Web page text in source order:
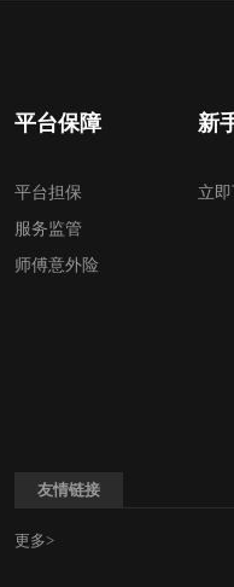
平台保障
平台担保
服务监管
师傅意外险
新
立
友情链接
更多>